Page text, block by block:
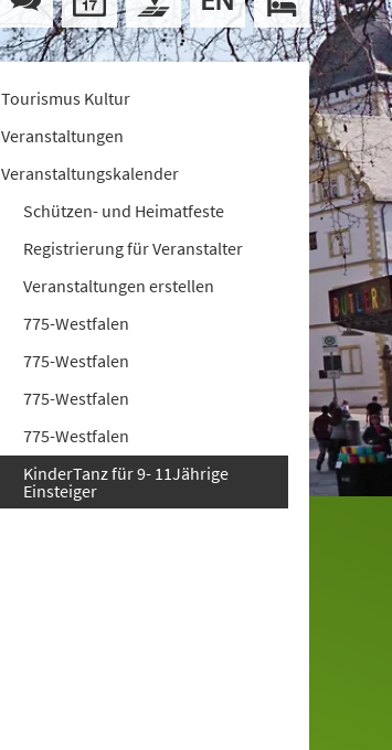
Tourismus Kultur
Veranstaltungen
Veranstaltungskalender
Schützen- und Heimatfeste
Registrierung für Veranstalter
Veranstaltungen erstellen
775-Westfalen
775-Westfalen
775-Westfalen
775-Westfalen
KinderTanz für 9- 11Jährige
Einsteiger